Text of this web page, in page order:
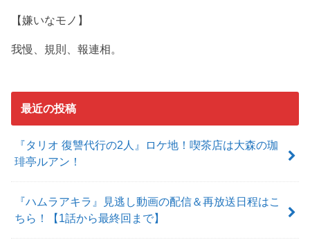
【嫌いなモノ】
我慢、規則、報連相。
最近の投稿
『タリオ 復讐代行の2人』ロケ地！喫茶店は大森の珈
琲亭ルアン！
『ハムラアキラ』見逃し動画の配信＆再放送日程はこ
ちら！【1話から最終回まで】